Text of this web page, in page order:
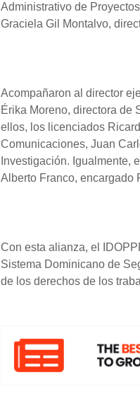
Administrativo de
Graciela Gil Montalvo,
Acompañaron al director
Érika Moreno, directora de
ellos, los licenciados
Comunicaciones, Juan
Investigación. Igualmente,
Alberto Franco, encargado
Con esta alianza, el
Sistema Dominicano de
de los derechos de los